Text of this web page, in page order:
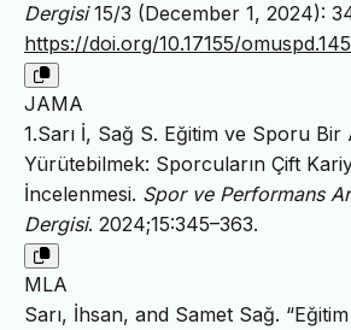
Dergisi15/3 (December 1, 2024):
https://doi.org/10.17155/
JAMA
1.Sarı İ, Sağ S. Eğitim ve Sporu Bir
Yürütebilmek: Sporcuların Çift
İncelenmesi. Spor ve Performans
Dergisi. 2024;15:345–363.
MLA
Sarı, İhsan, and Samet Sağ.